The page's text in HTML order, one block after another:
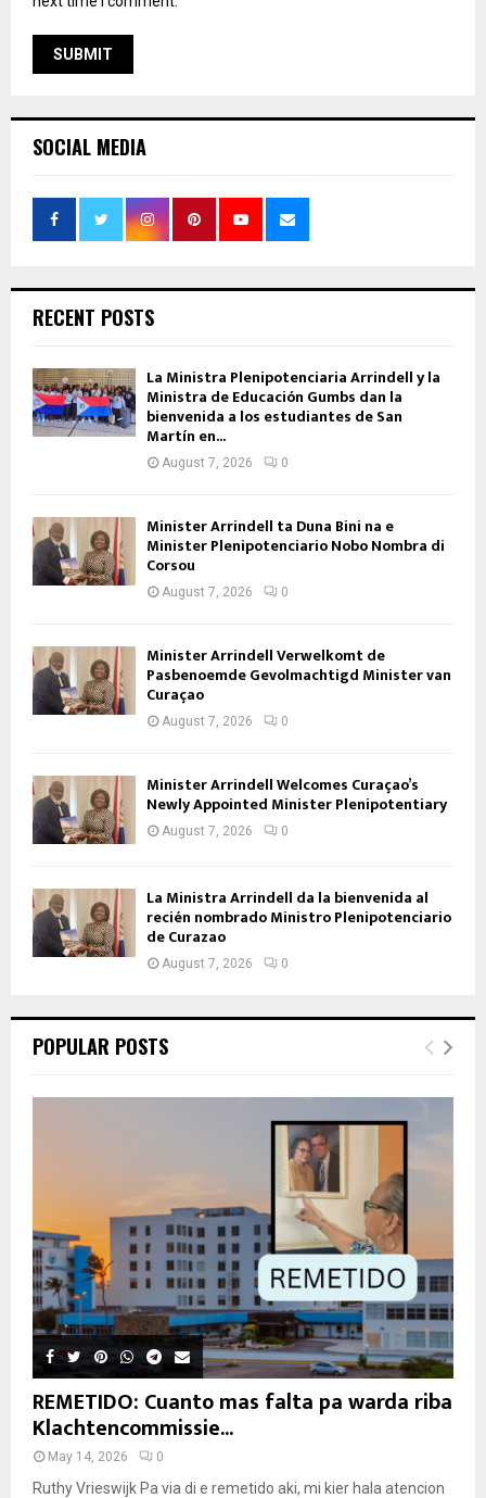
SOCIAL MEDIA
RECENT POSTS
La Ministra Plenipotenciaria Arrindell y la
Ministra de Educación Gumbs dan la
bienvenida a los estudiantes de San
Martín en...
August 7, 2026 0
Minister Arrindell ta Duna Bini na e
Minister Plenipotenciario Nobo Nombra di
Corsou
August 7, 2026 0
Minister Arrindell Verwelkomt de
Pasbenoemde Gevolmachtigd Minister van
Curaçao
August 7, 2026 0
Minister Arrindell Welcomes Curaçao’s
Newly Appointed Minister Plenipotentiary
August 7, 2026 0
La Ministra Arrindell da la bienvenida al
recién nombrado Ministro Plenipotenciario
de Curazao
August 7, 2026 0
POPULAR POSTS
REMETIDO: Cuanto mas falta pa warda riba
Klachtencommissie...
May 14, 2026 0
Ruthy Vrieswijk Pa via di e remetido aki, mi kier hala atencion